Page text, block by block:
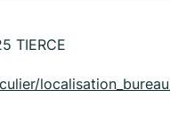
TIERCE